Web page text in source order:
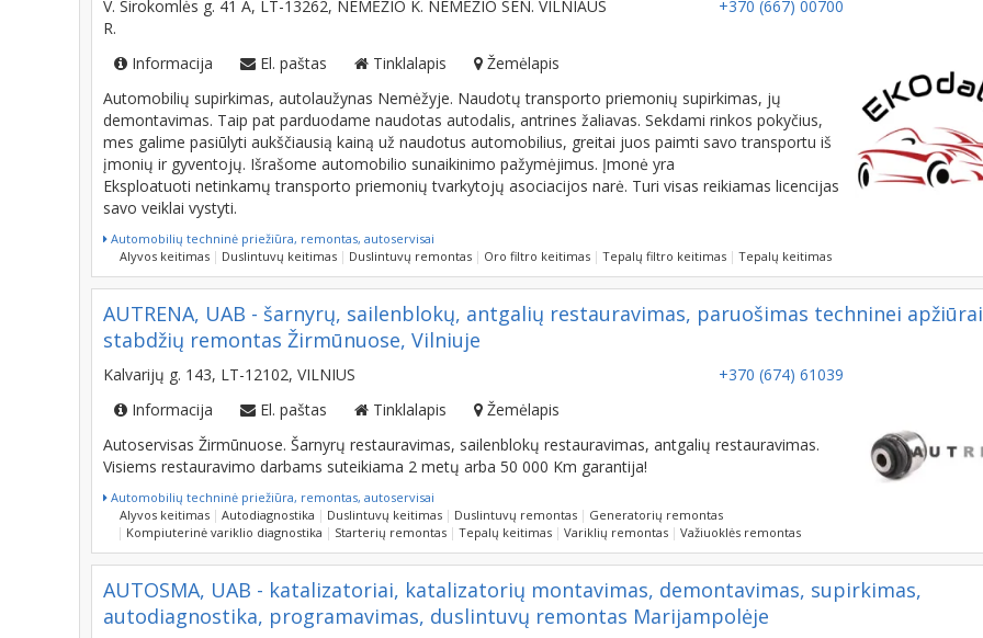
V. Sirokomlės g. 41 A, LT-13262, NEMĖŽIO K. NEMĖŽIO SEN. VILNIAUS
R.
+370 (667) 00700
Informacija El. paštas Tinklalapis
Žemėlapis
Automobilių supirkimas, autolaužynas Nemėžyje. Naudotų transporto priemonių supirkimas, jų
demontavimas. Taip pat parduodame naudotas autodalis, antrines žaliavas. Sekdami rinkos pokyčius,
mes galime pasiūlyti aukščiausią kainą už naudotus automobilius, greitai juos paimti savo transportu iš
įmonių ir gyventojų. Išrašome automobilio sunaikinimo pažymėjimus. Įmonė yra
Eksploatuoti netinkamų transporto priemonių tvarkytojų asociacijos narė. Turi visas reikiamas licencijas
savo veiklai vystyti.
Automobilių techninė priežiūra, remontas, autoservisai
Alyvos keitimas
Duslintuvų keitimas Duslintuvų remontas Oro filtro keitimas Tepalų filtro keitimas Tepalų keitimas
AUTRENA, UAB - šarnyrų, sailenblokų, antgalių restauravimas, paruošimas techninei
stabdžių remontas Žirmūnuose, Vilniuje
Kalvarijų g. 143, LT-12102, VILNIUS
+370 (674) 61039
Informacija
El. paštas Tinklalapis
Žemėlapis
Autoservisas Žirmūnuose. Šarnyrų restauravimas, sailenblokų restauravimas, antgalių restauravimas.
Visiems restauravimo darbams suteikiama 2 metų arba 50 000 Km garantija!
Automobilių techninė priežiūra, remontas, autoservisai
Alyvos keitimas
Autodiagnostika Duslintuvų keitimas Duslintuvų remontas
Generatorių remontas
Kompiuterinė variklio diagnostika
Starterių remontas Tepalų keitimas Variklių remontas Važiuoklės remontas
AUTOSMA, UAB - katalizatoriai, katalizatorių montavimas, demontavimas, supirkimas,
autodiagnostika, programavimas, duslintuvų remontas Marijampolėje